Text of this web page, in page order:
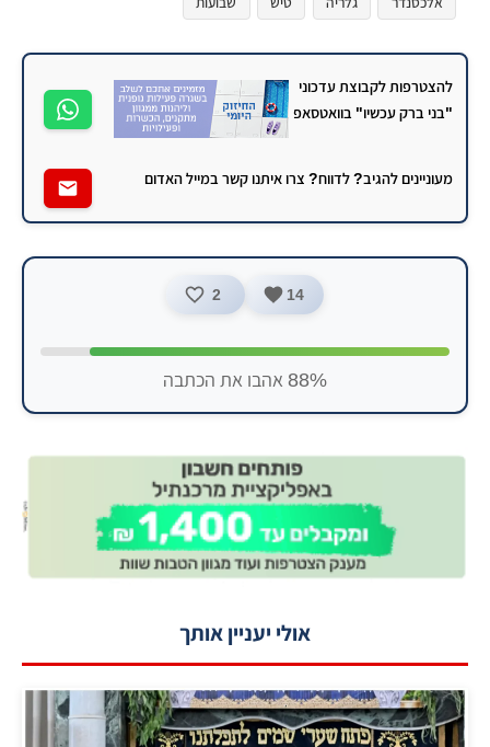
להצטרפות לקבוצת עדכוני
"בני ברק עכשיו" בוואטסאפ
מעוניינים להגיב? לדווח? צרו איתנו קשר במייל האדום
14
2
88% אהבו את הכתבה
אולי יעניין אותך